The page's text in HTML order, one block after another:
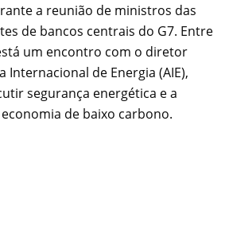
a reunião de ministros das
de bancos centrais do G7. Entre
um encontro com o diretor
Internacional de Energia (AIE),
segurança energética e a
de baixo carbono.